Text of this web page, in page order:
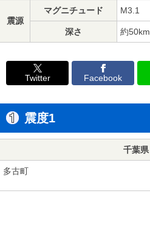
震源
マグニチュード M3.1
深さ 約50km
Twitter Facebook
震度1
千葉県
多古町